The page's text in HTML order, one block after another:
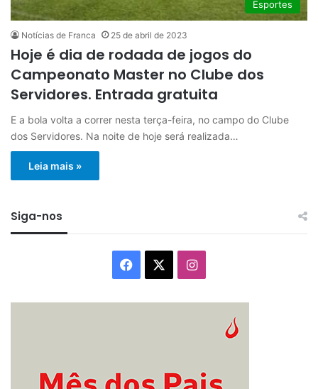
Esportes
Notícias de Franca 25 de abril de 2023
Hoje é dia de rodada de jogos do
Campeonato Master no Clube dos
Servidores. Entrada gratuita
E a bola volta a correr nesta terça-feira, no campo do Clube
dos Servidores. Na noite de hoje será realizada…
Leia mais »
Siga-nos
Facebook Instagram